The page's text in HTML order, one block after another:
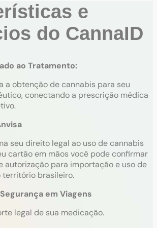
e
do CannaID
ao Tratamento:
a obtenção de cannabis para seu
conectando a prescrição médica
seu direito legal ao uso de cannabis
cartão em mãos você pode confirmar
autorização para importação e uso de
território brasileiro.
em Viagens
legal de sua medicação.